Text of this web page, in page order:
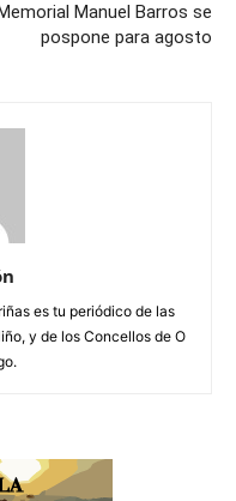
Manuel Barros se
pospone para agosto
es tu periódico de las
y de los Concellos de O